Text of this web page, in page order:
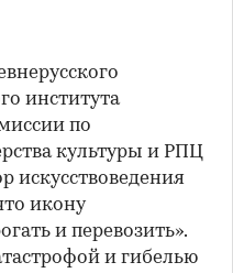
института
по
культуры и РПЦ
искусствоведения
икону
и перевозить».
и гибелью